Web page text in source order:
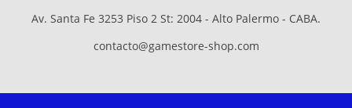
Av. Santa Fe 3253 Piso 2 St: 2004 - Alto Palermo - CABA.
contacto@gamestore-shop.com